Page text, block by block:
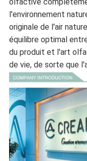
olfactive
l'environnement
originale de l'air
équilibre optimal
du produit et l'art
de vie, de sorte que